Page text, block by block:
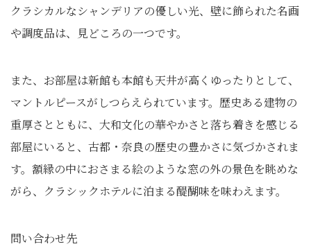
クラシカルなシャンデリアの優しい光、壁に飾られた名画
や調度品は、見どころの一つです。
また、お部屋は新館も本館も天井が高くゆったりとして、
マントルピースがしつらえられています。歴史ある建物の
重厚さとともに、大和文化の華やかさと落ち着きを感じる
部屋にいると、古都・奈良の歴史の豊かさに気づかされま
す。額縁の中におさまる絵のような窓の外の景色を眺めな
がら、クラシックホテルに泊まる醍醐味を味わえます。
問い合わせ先